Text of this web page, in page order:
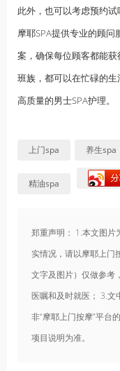
此外，也可以考虑预约试
摩耶SPA提供专业的顾
案，确保每位顾客都能
班族 ，都可以在忙碌的
高质量的男士SPA护理。
上门spa 养生spa
精油spa
郑重声明： 1.本文图片
实情况，请以摩耶上门
文字及图片）仅做参考
医嘱和及时就医； 3.文
非“摩耶上门按摩”平台
项目说明为准。